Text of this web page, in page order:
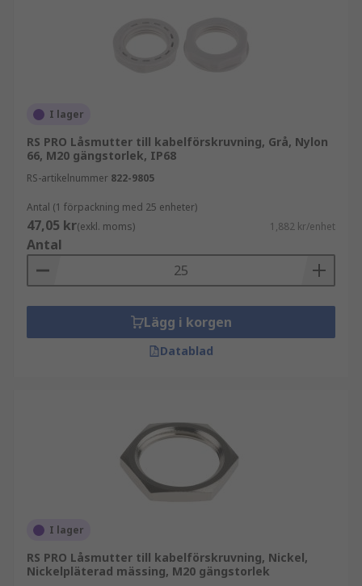
säkerställa stabil infästning av
förhindra att komponenter lossnar vid
ge en tät och pålitlig montering
förbättra hållbarheten i installationen
Låsmuttrar används ofta i:
elskåp och kapslingar
industriella maskiner
kontrollpaneler
installationer med höga krav på stabilitet
kabelgenomföringar
kabelgenomföringsadaptrar
kabelgenomföringspluggar
RS PRO
I sortimentet hittar du även låsmuttrar till
I lager
RS PRO Låsmutter till kabelförskruvning, Grå, Nylon
66, M20 gängstorlek, IP68
RS-artikelnummer 822-9805
Antal (1 förpackning med 25 enheter)
47,05 kr(exkl. moms) 1,882 kr/enhet
Antal
Lägg i korgen
Datablad
I lager
RS PRO Låsmutter till kabelförskruvning, Nickel,
Nickelpläterad mässing, M20 gängstorlek